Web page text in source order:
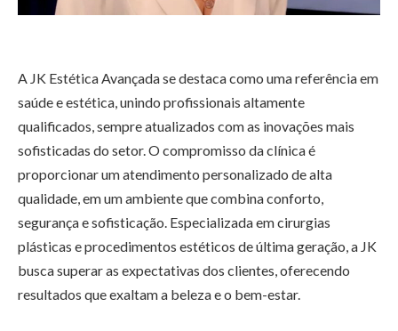
A JK Estética Avançada se destaca como uma referência em
saúde e estética, unindo profissionais altamente
qualificados, sempre atualizados com as inovações mais
sofisticadas do setor. O compromisso da clínica é
proporcionar um atendimento personalizado de alta
qualidade, em um ambiente que combina conforto,
segurança e sofisticação. Especializada em cirurgias
plásticas e procedimentos estéticos de última geração, a JK
busca superar as expectativas dos clientes, oferecendo
resultados que exaltam a beleza e o bem-estar.